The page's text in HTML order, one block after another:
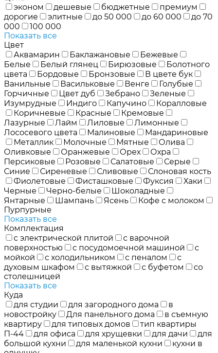
эконом
дешевые бюджетные
премиум
дорогие
элитные до 50 000 до 60 000
до 70
000
100 000
Показать все
Цвет
Аквамарин
Баклажановые
Бежевые
Белые
Белый глянец Бирюзовые
Болотного
цвета
Бордовые Бронзовые
В цвете бук
Ванильные
Васильковые Венге
Голубые
Горчичные
Цвет дуб Зебрано
Зеленые
Изумрудные
Индиго Капучино
Коралловые
Коричневые
Красные
Кремовые
Лазурные
Лайм Лиловые
Лимонные
Лососевого цвета
Малиновые
Мандариновые
Металлик
Молочные Мятные
Олива
Оливковые
Оранжевые Орех
Охра
Персиковые
Розовые Салатовые
Серые
Синие
Сиреневые Сливовые
Слоновая кость
Фиолетовые
Фисташковые Фуксия
Хаки
Черные
Черно-белые
Шоколадные
Янтарные
Шампань Ясень
Кофе с молоком
Пурпурные
Показать все
Комплектация
с электрической плитой
с варочной
поверхностью
с посудомоечной машиной
с
мойкой
с холодильником с пеналом
с
духовым шкафом
с вытяжкой с буфетом
со
столешницей
Показать все
Куда
для студии
для загородного дома
в
новостройку
Для панельного дома
в съемную
квартиру
для типовых домов
тип квартиры
П-44
для офиса для хрущевки для дачи
для
большой кухни
для маленькой кухни
кухни в